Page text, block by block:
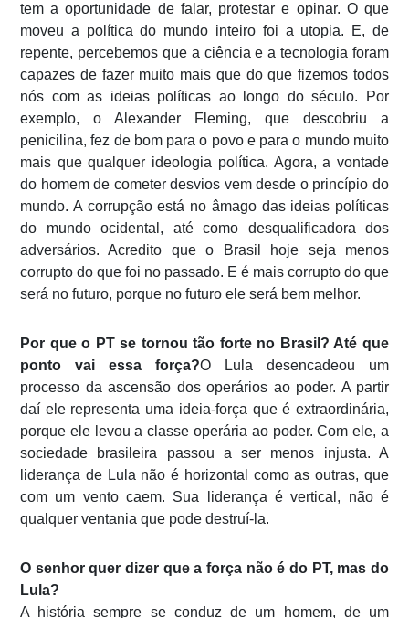
tem a oportunidade de falar, protestar e opinar. O que
moveu a política do mundo inteiro foi a utopia. E, de
repente, percebemos que a ciência e a tecnologia foram
capazes de fazer muito mais que do que fizemos todos
nós com as ideias políticas ao longo do século. Por
exemplo, o Alexander Fleming, que descobriu a
penicilina, fez de bom para o povo e para o mundo muito
mais que qualquer ideologia política. Agora, a vontade
do homem de cometer desvios vem desde o princípio do
mundo. A corrupção está no âmago das ideias políticas
do mundo ocidental, até como desqualificadora dos
adversários. Acredito que o Brasil hoje seja menos
corrupto do que foi no passado. E é mais corrupto do que
será no futuro, porque no futuro ele será bem melhor.
Por que o PT se tornou tão forte no Brasil? Até que
ponto vai essa força?O Lula desencadeou um
processo da ascensão dos operários ao poder. A partir
daí ele representa uma ideia-força que é extraordinária,
porque ele levou a classe operária ao poder. Com ele, a
sociedade brasileira passou a ser menos injusta. A
liderança de Lula não é horizontal como as outras, que
com um vento caem. Sua liderança é vertical, não é
qualquer ventania que pode destruí-la.
O senhor quer dizer que a força não é do PT, mas do
Lula?
A história sempre se conduz de um homem, de um